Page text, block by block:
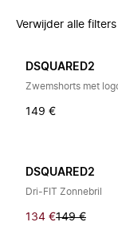
Verwijder alle filters
DSQUARED2
Zwemshorts met
149 €
DSQUARED2
Dri-FIT Zonnebril
134 €149 €